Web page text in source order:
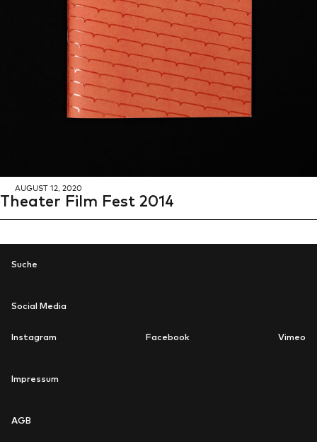
AU­GUST 12, 2020
Thea­ter Film Fest 2014
Suche
Social Media
Instagram Facebook Vimeo
newsletter
Impressum
AGB